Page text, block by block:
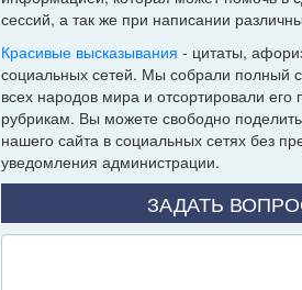
сессий, а так же при написании
Красивые высказывания - цитаты,
социальных сетей. Мы собрали полный
всех народов мира и отсортировали его
рубрикам. Вы можете свободно
нашего сайта в социальных сетях без
уведомления администрации.
ЗАДАТЬ